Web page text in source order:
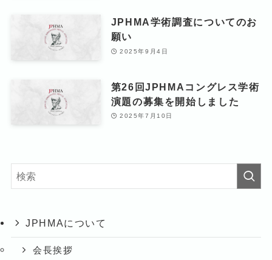
JPHMA学術調査についてのお
願い
2025年9月4日
第26回JPHMAコングレス学術
演題の募集を開始しました
2025年7月10日
JPHMAについて
会長挨拶